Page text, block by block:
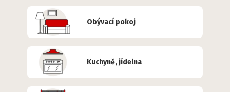
Obývací pokoj
Kuchyně, jídelna